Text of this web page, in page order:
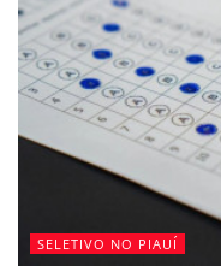
SELETIVO NO PIAUÍ